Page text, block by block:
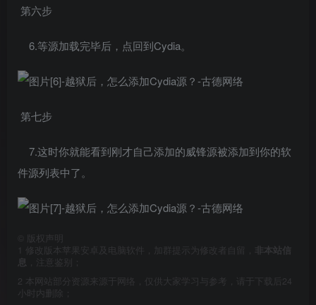
第六步
6.等源加载完毕后，点回到Cydia。
第七步
7.这时你就能看到刚才自己添加的威锋源被添加到你的软
件源列表中了。
版权声明
1
修改版本苹果安卓及电脑软件，加群提示为修改者自留，
非本站信
息 ，注意鉴别；
2 本网站部分资源来源于网络，仅供大家学习与参考，请于下载后24
小时内删除；